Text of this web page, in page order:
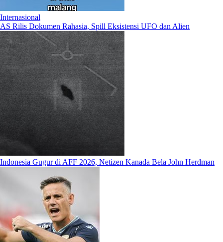
Internasional
AS Rilis Dokumen Rahasia, Spill Eksistensi UFO dan Alien
Indonesia Gugur di AFF 2026, Netizen Kanada Bela John Herdman